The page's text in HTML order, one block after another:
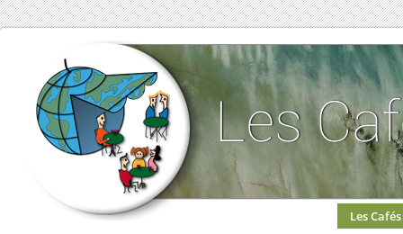
Les Cafés